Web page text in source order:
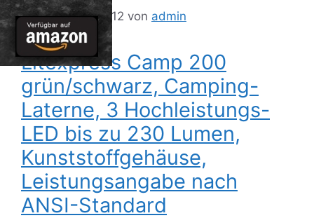
4. Dezember 2012 von admin
Litexpress Camp 200
grün/schwarz, Camping-
Laterne, 3 Hochleistungs-
LED bis zu 230 Lumen,
Kunststoffgehäuse,
Leistungsangabe nach
ANSI-Standard